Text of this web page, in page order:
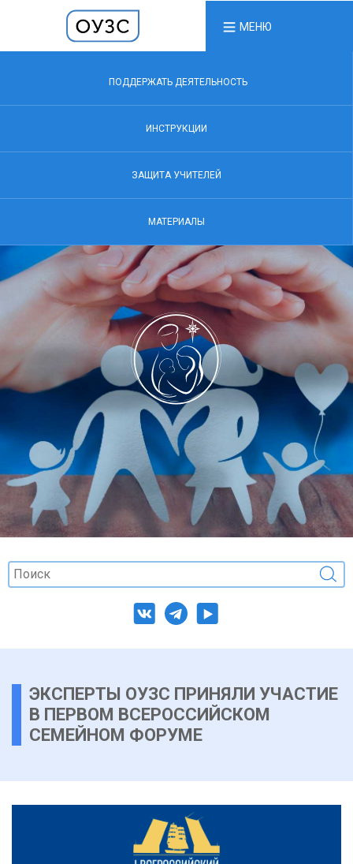
МЕНЮ
ПОДДЕРЖАТЬ ДЕЯТЕЛЬНОСТЬ
ИНСТРУКЦИИ
ЗАЩИТА УЧИТЕЛЕЙ
МАТЕРИАЛЫ
ЭКСПЕРТЫ ОУЗС ПРИНЯЛИ УЧАСТИЕ
В ПЕРВОМ ВСЕРОССИЙСКОМ
СЕМЕЙНОМ ФОРУМЕ